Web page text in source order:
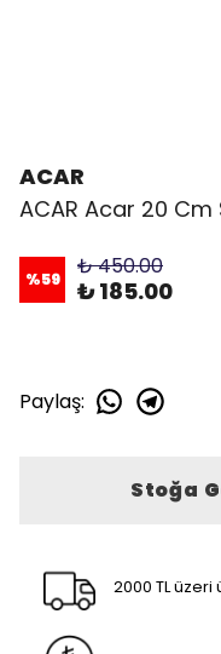
ACAR
ACAR Acar 20 Cm
%59 ₺ 450.00
₺ 185.00
Paylaş:
Stoğa
2000 TL